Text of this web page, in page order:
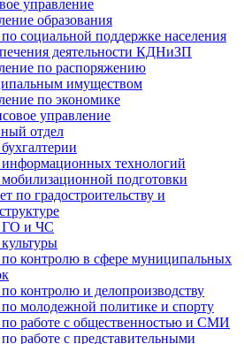
управление
образования
социальной поддержке населения
деятельности КДНиЗП
по распоряжению
имуществом
по экономике
управление
отдел
технологий
подготовки
по градостроительству и
ГО и ЧС
контролю в сфере муниципальных
контролю и делопроизводству
молодежной политике и спорту
работе с общественностью и СМИ
работе с представительными